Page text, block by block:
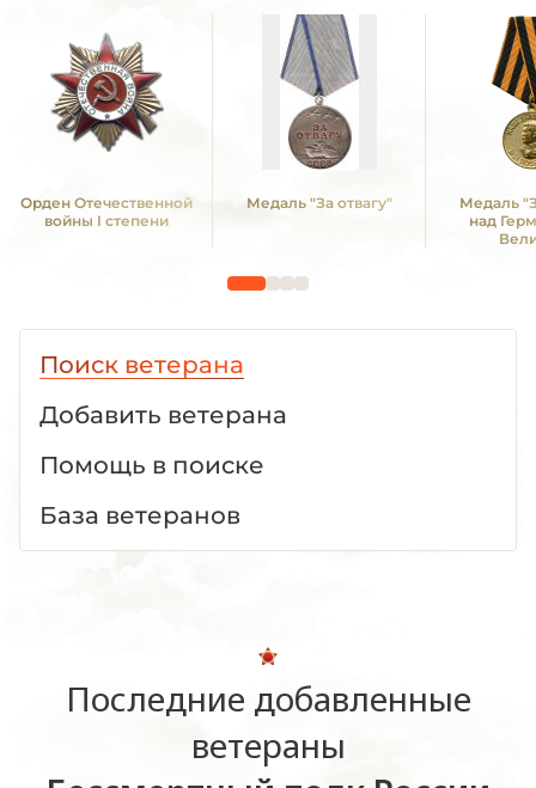
Орден Отечественной
войны I степени
Медаль "За отвагу"
Медаль
над
Поиск ветерана
Добавить ветерана
Помощь в поиске
База ветеранов
Последние добавленные
ветераны